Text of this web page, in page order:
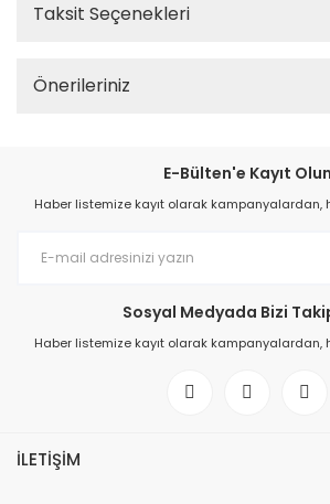
Taksit Seçenekleri
Önerileriniz
E-Bülten'e Kayıt Olun
Haber listemize kayıt olarak kampanyalardan,
Sosyal Medyada Bizi
Haber listemize kayıt olarak kampanyalardan,
İLETİŞİM